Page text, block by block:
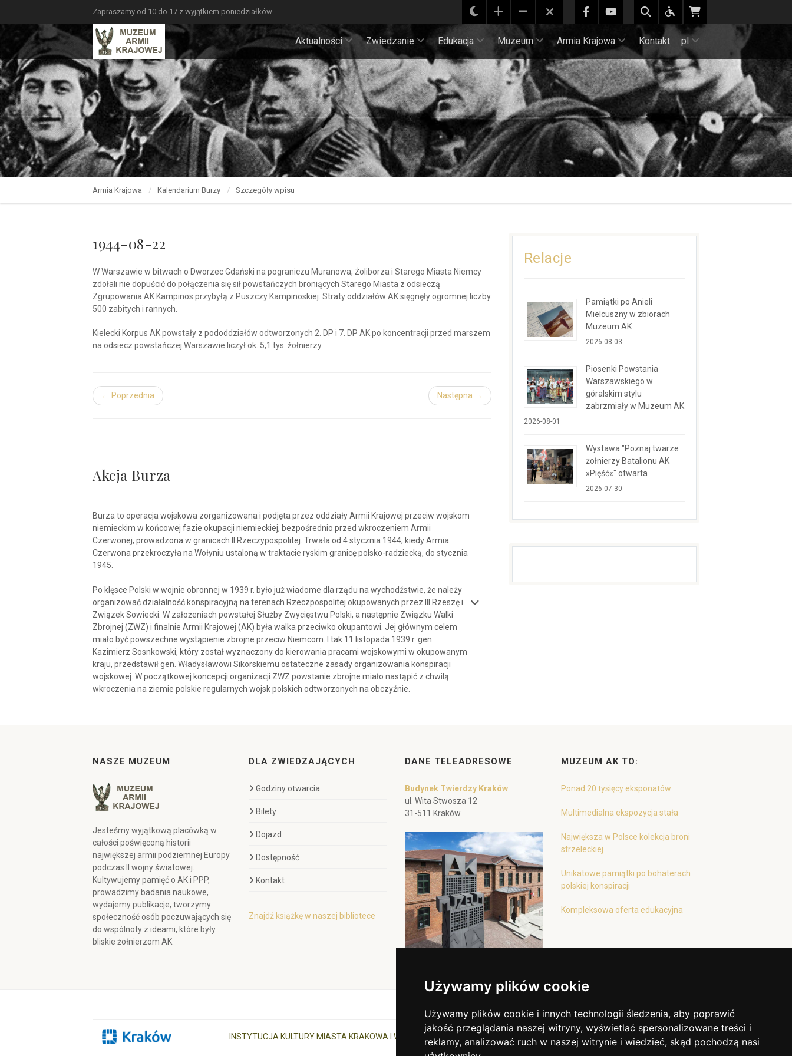
Używamy plików cookie
Używamy plików cookie i innych technologii śledzenia, aby poprawić
jakość przeglądania naszej witryny, wyświetlać spersonalizowane treści i
reklamy, analizować ruch w naszej witrynie i wiedzieć, skąd pochodzą nasi
Zapraszamy od 10 do 17 z wyjątkiem poniedziałków
Aktualności Zwiedzanie Edukacja Muzeum Armia Krajowa Kontakt pl
Armia Krajowa Kalendarium Burzy Szczegóły wpisu
1944-08-22
W Warszawie w bitwach o Dworzec Gdański na pograniczu Muranowa, Żoliborza i Starego Miasta Niemcy
zdołali nie dopuścić do połączenia się sił powstańczych broniących Starego Miasta z odsieczą
Zgrupowania AK Kampinos przybyłą z Puszczy Kampinoskiej. Straty oddziałów AK sięgnęły ogromnej liczby
500 zabitych i rannych.
Kielecki Korpus AK powstały z pododdziałów odtworzonych 2. DP i 7. DP AK po koncentracji przed marszem
na odsiecz powstańczej Warszawie liczył ok. 5,1 tys. żołnierzy.
← Poprzednia Następna →
Akcja Burza
Burza to operacja wojskowa zorganizowana i podjęta przez oddziały Armii Krajowej przeciw wojskom
niemieckim w końcowej fazie okupacji niemieckiej, bezpośrednio przed wkroczeniem Armii
Czerwonej, prowadzona w granicach II Rzeczypospolitej. Trwała od 4 stycznia 1944, kiedy Armia
Czerwona przekroczyła na Wołyniu ustaloną w traktacie ryskim granicę polsko-radziecką, do stycznia
1945.
Po klęsce Polski w wojnie obronnej w 1939 r. było już wiadome dla rządu na wychodźstwie, że należy
organizować działalność konspiracyjną na terenach Rzeczpospolitej okupowanych przez III Rzeszę i
Związek Sowiecki. W założeniach powstałej Służby Zwycięstwu Polski, a następnie Związku Walki
Zbrojnej (ZWZ) i finalnie Armii Krajowej (AK) była walka przeciwko okupantowi. Jej głównym celem
miało być powszechne wystąpienie zbrojne przeciw Niemcom. I tak 11 listopada 1939 r. gen.
Kazimierz Sosnkowski, który został wyznaczony do kierowania pracami wojskowymi w okupowanym
kraju, przedstawił gen. Władysławowi Sikorskiemu ostateczne zasady organizowania konspiracji
wojskowej. W początkowej koncepcji organizacji ZWZ powstanie zbrojne miało nastąpić z chwilą
wkroczenia na ziemie polskie regularnych wojsk polskich odtworzonych na obczyźnie.
Relacje
Pamiątki po Anieli
Mielcuszny w zbiorach
Muzeum AK
2026-08-03
Piosenki Powstania
Warszawskiego w
góralskim stylu
zabrzmiały w Muzeum AK
2026-08-01
Wystawa "Poznaj twarze
żołnierzy Batalionu AK
»Pięść«" otwarta
2026-07-30
NASZE MUZEUM
Jesteśmy wyjątkową placówką w
całości poświęconą historii
największej armii podziemnej Europy
podczas II wojny światowej.
Kultywujemy pamięć o AK i PPP,
prowadzimy badania naukowe,
wydajemy publikacje, tworzymy
społeczność osób poczuwających się
do wspólnoty z ideami, które były
bliskie żołnierzom AK.
DLA ZWIEDZAJĄCYCH
Godziny otwarcia
Bilety
Dojazd
Dostępność
Kontakt
Znajdź książkę w naszej bibliotece
DANE TELEADRESOWE
Budynek Twierdzy Kraków
ul. Wita Stwosza 12
31-511 Kraków
MUZEUM AK TO:
Ponad 20 tysięcy eksponatów
Multimedialna ekspozycja stała
Największa w Polsce kolekcja broni
strzeleckiej
Unikatowe pamiątki po bohaterach
polskiej konspiracji
Kompleksowa oferta edukacyjna
INSTYTUCJA KULTURY MIASTA KRAKOWA I WOJEWÓDZTWA MAŁOPOLSKIEGO